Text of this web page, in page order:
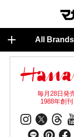
All Brands
毎月28日発
1988年創刊